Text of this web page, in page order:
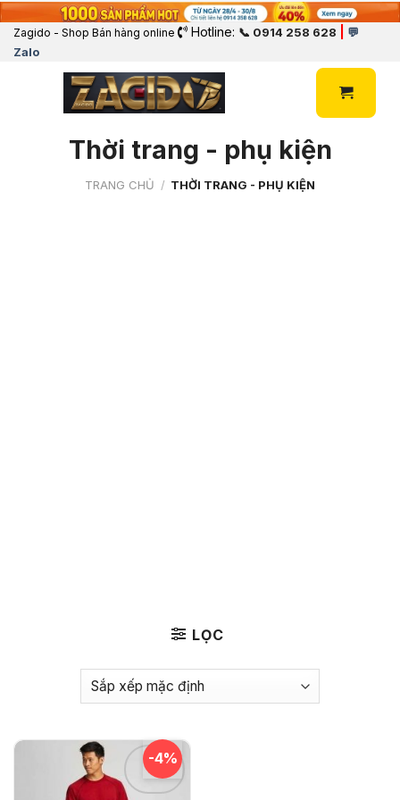
Zagido - Shop Bán hàng online Hotline: 📞 0914 258 628
💬
Zalo
Thời trang - phụ kiện
TRANG CHỦ / THỜI TRANG - PHỤ KIỆN
LỌC
-4%